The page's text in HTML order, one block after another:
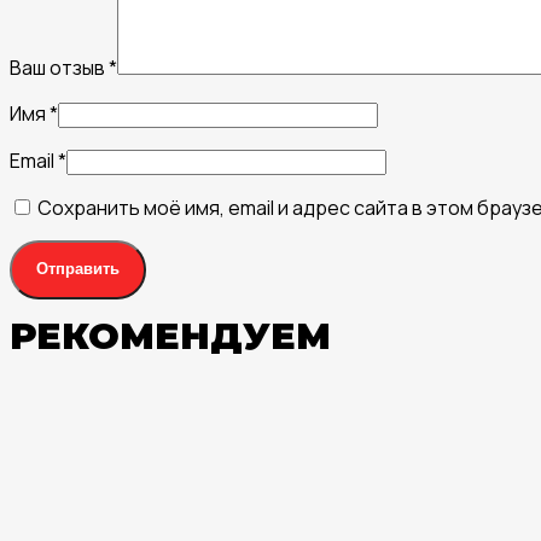
Ваш отзыв*
Имя*
Email*
Сохранить моё имя, email и адрес сайта в этом
РЕКОМЕНДУЕМ